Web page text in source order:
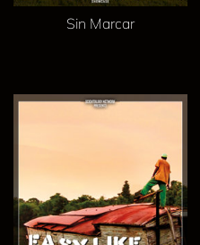
Sin Marcar